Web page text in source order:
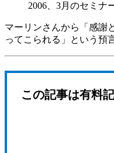
2006、3月のセミナ
マーリンさんから「感
ってこられる」という預
この記事は有料記